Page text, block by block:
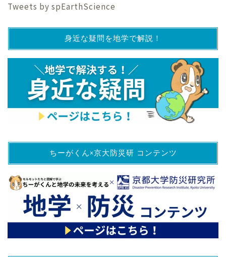
Tweets by spEarthScience
身近な疑問を地学で解説！
ちーがくん×京大防災研 コンテンツ